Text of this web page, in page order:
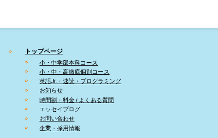
トップページ
小・中学部本科コース
小・中・高徹底個別コース
英語Jr.・速読・プログラミング
お知らせ
時間割・料金 / よくある質問
エッセイブログ
お問い合わせ
企業・採用情報